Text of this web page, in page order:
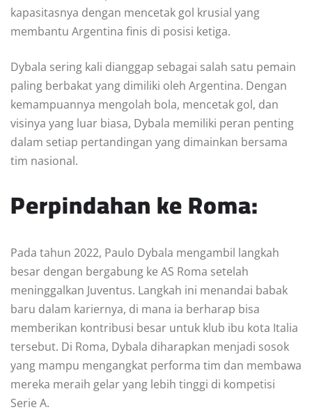
kapasitasnya dengan mencetak gol krusial yang
membantu Argentina finis di posisi ketiga.
Dybala sering kali dianggap sebagai salah satu pemain
paling berbakat yang dimiliki oleh Argentina. Dengan
kemampuannya mengolah bola, mencetak gol, dan
visinya yang luar biasa, Dybala memiliki peran penting
dalam setiap pertandingan yang dimainkan bersama
tim nasional.
Perpindahan ke Roma:
Pada tahun 2022, Paulo Dybala mengambil langkah
besar dengan bergabung ke AS Roma setelah
meninggalkan Juventus. Langkah ini menandai babak
baru dalam kariernya, di mana ia berharap bisa
memberikan kontribusi besar untuk klub ibu kota Italia
tersebut. Di Roma, Dybala diharapkan menjadi sosok
yang mampu mengangkat performa tim dan membawa
mereka meraih gelar yang lebih tinggi di kompetisi
Serie A.